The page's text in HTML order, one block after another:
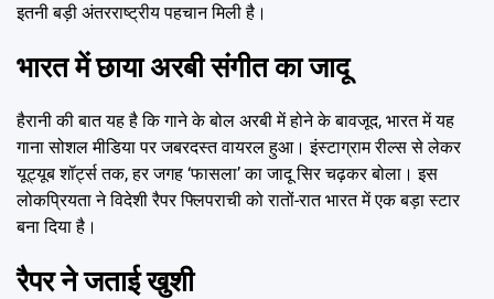
इतनी बड़ी अंतरराष्ट्रीय पहचान मिली है।
भारत में छाया अरबी संगीत का जादू
हैरानी की बात यह है कि गाने के बोल अरबी में होने के बावजूद, भारत में यह
गाना सोशल मीडिया पर जबरदस्त वायरल हुआ। इंस्टाग्राम रील्स से लेकर
यूट्यूब शॉर्ट्स तक, हर जगह ‘फासला’ का जादू सिर चढ़कर बोला। इस
लोकप्रियता ने विदेशी रैपर फ्लिपराची को रातों-रात भारत में एक बड़ा स्टार
बना दिया है।
रैपर ने जताई खुशी